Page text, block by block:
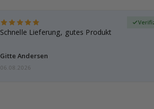
Schnelle Lieferung, gutes Produkt
Gitte Andersen
06.08.2026